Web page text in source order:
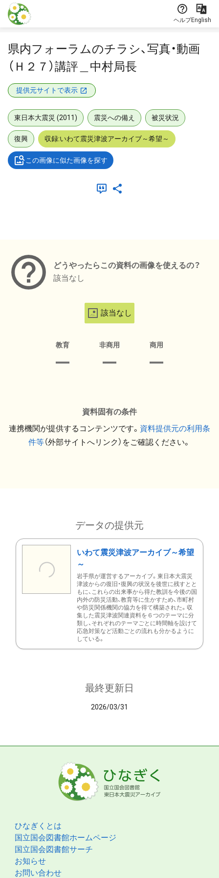
本文に飛ぶ
ヘルプEnglish
県内フォーラムのチラシ、写真・動画
（Ｈ２７）講評＿中村局長
提供元サイトで表示
東日本大震災 (2011) 震災への備え 被災状況
復興 収録:いわて震災津波アーカイブ～希望～
この画像に似た画像を探す
どうやったらこの資料の画像を使えるの？
該当なし
該当なし
教育 非商用 商用
資料固有の条件
連携機関が提供するコンテンツです。 資料提供元の利用条
件等（外部サイトへリンク）をご確認ください。
データの提供元
いわて震災津波アーカイブ～希望
～
岩手県が運営するアーカイブ。東日本大震災
津波からの復旧・復興の状況を後世に残すとと
もに、これらの出来事から得た教訓を今後の国
内外の防災活動、教育等に生かすため、市町村
や防災関係機関の協力を得て構築された。収
集した震災津波関連資料を６つのテーマに分
類し、それぞれのテーマごとに時間軸を設けて
応急対策など活動ごとの流れも分かるように
している。
最終更新日
2026/03/31
ひなぎくとは
国立国会図書館ホームページ
国立国会図書館サーチ
お知らせ
お問い合わせ